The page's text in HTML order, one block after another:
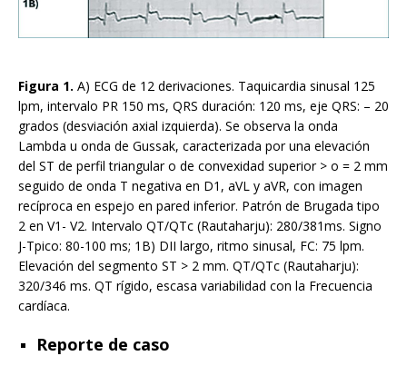
Figura 1. A) ECG de 12 derivaciones. Taquicardia sinusal 125
lpm, intervalo PR 150 ms, QRS duración: 120 ms, eje QRS: – 20
grados (desviación axial izquierda). Se observa la onda
Lambda u onda de Gussak, caracterizada por una elevación
del ST de perfil triangular o de convexidad superior > o = 2 mm
seguido de onda T negativa en D1, aVL y aVR, con imagen
recíproca en espejo en pared inferior. Patrón de Brugada tipo
2 en V1- V2. Intervalo QT/QTc (Rautaharju): 280/381ms. Signo
J-Tpico: 80-100 ms; 1B) DII largo, ritmo sinusal, FC: 75 lpm.
Elevación del segmento ST > 2 mm. QT/QTc (Rautaharju):
320/346 ms. QT rígido, escasa variabilidad con la Frecuencia
cardíaca.
Reporte de caso